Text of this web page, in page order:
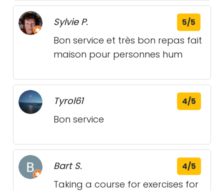
Sylvie P. 5/5
Bon service et très bon repas fait
maison pour personnes hum
Tyrol61 4/5
Bon service
Bart S. 4/5
Taking a course for exercises for